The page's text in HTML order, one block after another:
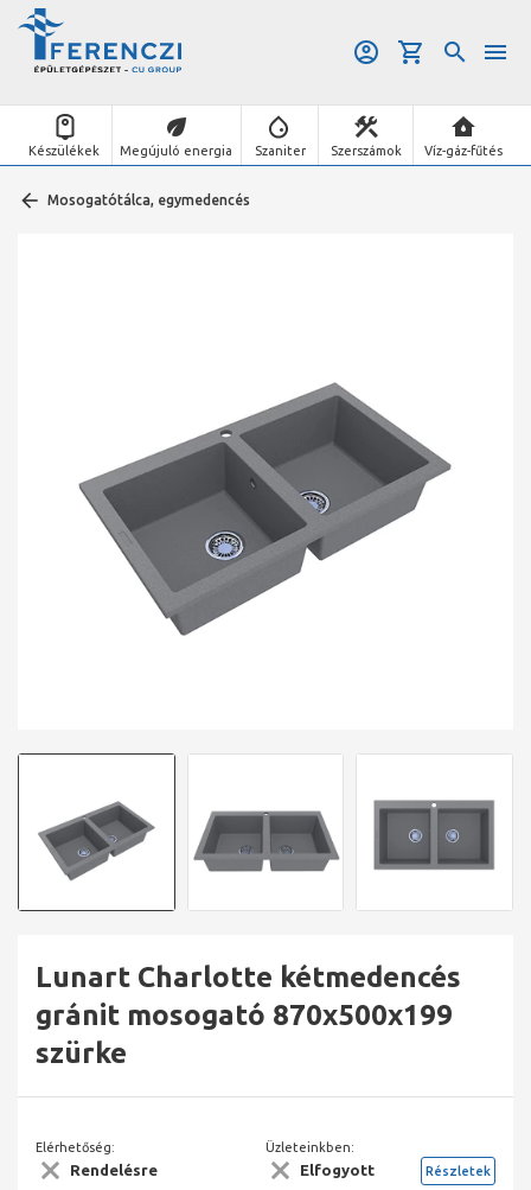
Készülékek Megújuló energia Szaniter Szerszámok Víz-gáz-fűtés
Mosogatótálca, egymedencés
Lunart Charlotte kétmedencés
gránit mosogató 870x500x199
szürke
Elérhetőség:
Rendelésre
Üzleteinkben:
Elfogyott Részletek